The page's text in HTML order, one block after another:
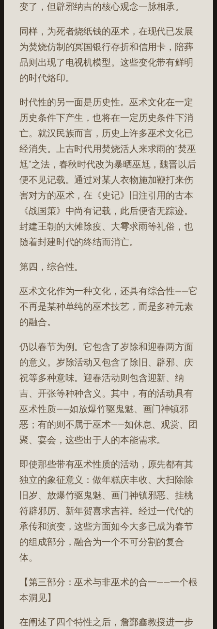
变了，但辟邪纳吉的核心观念一脉相承。
同样，为死者烧纸钱的巫术，在现代已发展
为焚烧仿制的冥国银行存折和信用卡，陪葬
品则出现了电视机模型。这些变化带有鲜明
的时代烙印。
时代性的另一面是历史性。巫术文化在一定
历史条件下产生，也将在一定历史条件下消
亡。就汉民族而言，历史上许多巫术文化已
经消失。上古时代用焚烧活人来求雨的“焚巫
尪”之法，春秋时代改为暴晒巫尪，魏晋以后
便不见记载。通过对某人衣物施加鞭打来伤
害对方的巫术，在《史记》旧注引用的古本
《战国策》中尚有记载，此后便杳无踪迹。
封建王朝的大傩除疫、大雩求雨等礼俗，也
随着封建时代的终结而消亡。
第四，综合性。
巫术文化作为一种文化，还具有综合性——它
不再是某种单纯的巫术技艺，而是多种元素
的融合。
仍以春节为例。它包含了岁除和迎春两方面
的意义。岁除活动又包含了除旧、辟邪、庆
祝等多种意味。迎春活动则包含迎新、纳
吉、开张等种种含义。其中，有的活动具有
巫术性质——如放爆竹驱鬼魅、画门神镇邪
恶；有的则不属于巫术——如休息、观赏、团
聚、宴会，这些出于人的本能需求。
即使那些带有巫术性质的活动，原先都有其
独立的象征意义：做年糕庆丰收、大扫除除
旧岁、放爆竹驱鬼魅、画门神镇邪恶、挂桃
符辟邪厉、新年贺喜求吉祥。经过一代代的
承传和演变，这些方面如今大多已成为春节
的组成部分，融合为一个不可分割的复合
体。
【第三部分：巫术与非巫术的合一——一个根
本洞见】
在阐述了四个特性之后，詹鄞鑫教授进一步